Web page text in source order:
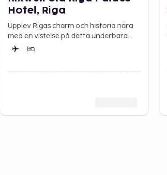
Hotel, Riga
Upplev Rigas charm och historia nära
med en vistelse på detta underbara
hotell. Flyg med airBaltic.